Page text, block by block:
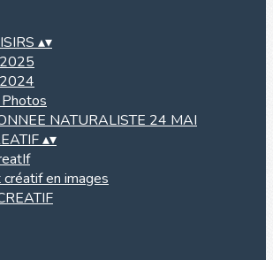
▴▾
NATURALISTE 24 MAI
▴▾
en images